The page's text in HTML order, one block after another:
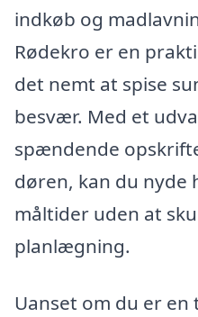
indkøb og
Rødekro er en
det nemt at spise
besvær. Med et
spændende
døren, kan du nyde
måltider uden at
planlægning.
Uanset om du er